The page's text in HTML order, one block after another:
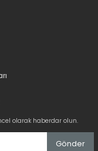
olarak haberdar olun.
Gönder